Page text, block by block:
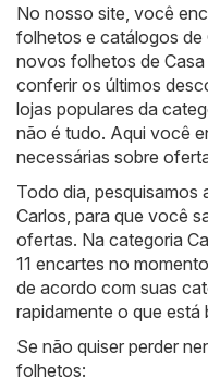
No nosso site, você
folhetos e catálogos de
novos folhetos de Casa
conferir os últimos
lojas populares da
não é tudo. Aqui você
necessárias sobre
Todo dia, pesquisamos
Carlos, para que você
ofertas. Na categoria
11 encartes no
de acordo com suas
rapidamente o que está
Se não quiser perder
folhetos: